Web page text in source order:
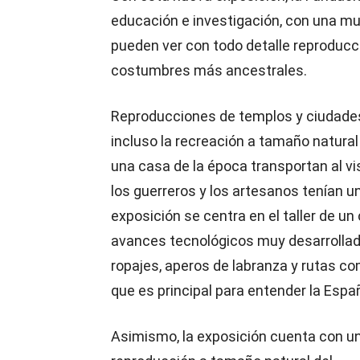
educación e investigación, con una
pueden ver con todo detalle
costumbres más ancestrales.
Reproducciones de templos y
incluso la recreación a tamaño
una casa de la época transportan al
los guerreros y los artesanos tenían
exposición se centra en el taller de
avances tecnológicos muy
ropajes, aperos de labranza y rutas
que es principal para entender la
Asimismo, la exposición cuenta con